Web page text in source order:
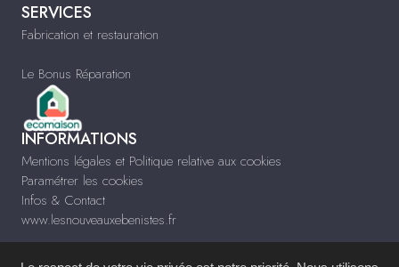
SERVICES
Fabrication et restauration
Le Bonus Réparation
INFORMATIONS
Mentions légales et Politique relative aux cookies
Paramétrer les cookies
Infos & Contact
www.lesnouveauxebenistes.fr